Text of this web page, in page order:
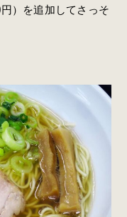
）を追加してさっそ